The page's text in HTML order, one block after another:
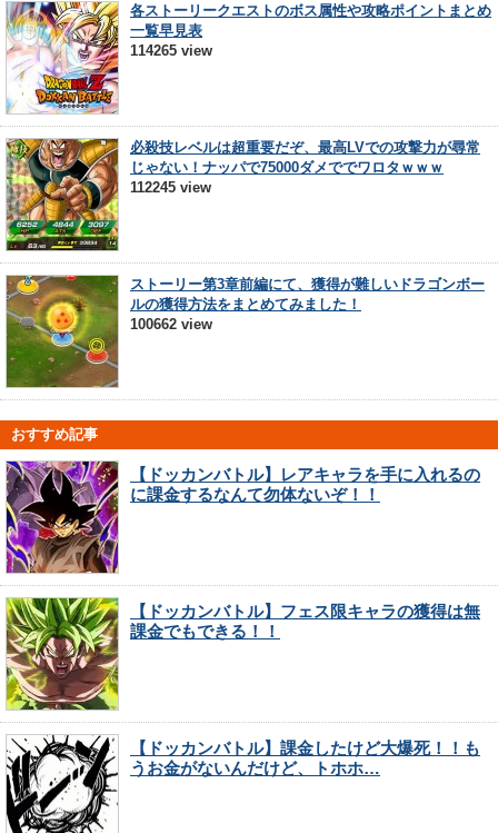
各ストーリークエストのボス属性や攻略ポイントまとめ
一覧早見表
114265 view
必殺技レベルは超重要だぞ、最高LVでの攻撃力が尋常
じゃない！ナッパで75000ダメででワロタｗｗｗ
112245 view
ストーリー第3章前編にて、獲得が難しいドラゴンボー
ルの獲得方法をまとめてみました！
100662 view
おすすめ記事
【ドッカンバトル】レアキャラを手に入れるの
に課金するなんて勿体ないぞ！！
【ドッカンバトル】フェス限キャラの獲得は無
課金でもできる！！
【ドッカンバトル】課金したけど大爆死！！も
うお金がないんだけど、トホホ…